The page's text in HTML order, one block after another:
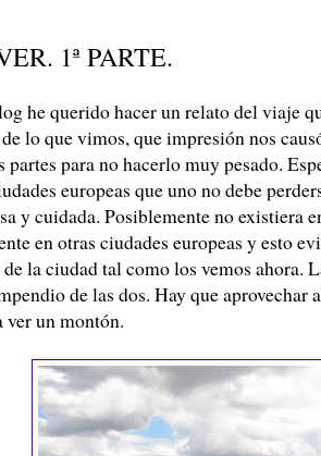
1ª PARTE.
he querido hacer un relato del viaje
lo que vimos, que impresión nos
para no hacerlo muy pesado.
europeas que uno no debe
y cuidada. Posiblemente no existiera
en otras ciudades europeas y esto
la ciudad tal como los vemos ahora.
de las dos. Hay que aprovechar
ver un montón.